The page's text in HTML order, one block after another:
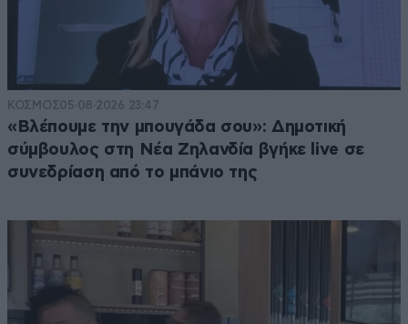
ΚΟΣΜΟΣ05·08·2026 23:47
«Βλέπουμε την μπουγάδα σου»: Δημοτική
σύμβουλος στη Νέα Ζηλανδία βγήκε live σε
συνεδρίαση από το μπάνιο της